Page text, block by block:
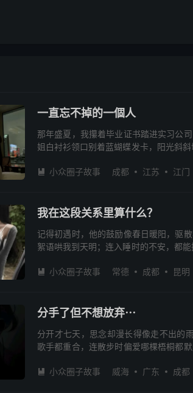
一直忘不掉的一個人
那年盛夏，我攥着毕业证书踏进实习公
姐白衬衫领口别着蓝蝴蝶发卡，阳光斜
 小众圈子故事 成都 江苏 江门
我在这段关系里算什么？
记得初遇时，他的鼓励像春日暖阳，驱
絮语哄我到天明；连入睡时的不安，都
 小众圈子故事 常德 成都 昆明
分手了但不想放弃⋯
分开才七天，思念却漫长得像走不出的
歌手都重合，连散步时偏爱哪棵梧桐都
 小众圈子故事 威海 广东 成都